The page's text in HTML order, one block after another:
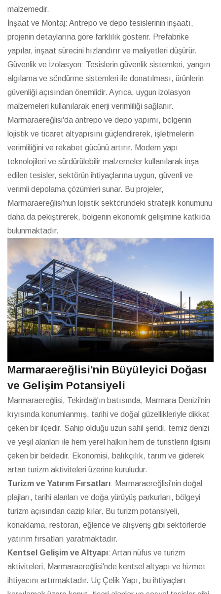
malzemedir.
İnşaat ve Montaj: Antrepo ve depo tesislerinin inşaatı,
projenin detaylarına göre farklılık gösterir. Prefabrike
yapılar, inşaat sürecini hızlandırır ve maliyetleri düşürür.
Güvenlik ve İzolasyon: Tesislerin güvenlik sistemleri, yangın
algılama ve söndürme sistemleri ile donatılması, ürünlerin
güvenliği açısından önemlidir. Ayrıca, uygun izolasyon
malzemeleri kullanılarak enerji verimliliği sağlanır.
Marmaraereğlisi'da antrepo ve depo yapımı, bölgenin
lojistik ve ticaret altyapısını güçlendirerek, işletmelerin
verimliliğini ve rekabet gücünü artırır. Modern yapı
teknolojileri ve sürdürülebilir malzemeler kullanılarak inşa
edilen tesisler, sektörün ihtiyaçlarına uygun, güvenli ve
verimli depolama çözümleri sunar. Bu projeler,
Marmaraereğlisi'nun lojistik sektöründeki stratejik konumunu
daha da pekiştirerek, bölgenin ekonomik gelişimine katkıda
bulunmaktadır.
Marmaraereğlisi'nin Büyüleyici Doğası
ve Gelişim Potansiyeli
Marmaraereğlisi, Tekirdağ'ın batısında, Marmara Denizi'nin
kıyısında konumlanmış, tarihi ve doğal güzellikleriyle dikkat
çeken bir ilçedir. Sahip olduğu uzun sahil şeridi, temiz denizi
ve yeşil alanları ile hem yerel halkın hem de turistlerin ilgisini
çeken bir beldedir. Ekonomisi, balıkçılık, tarım ve giderek
artan turizm aktiviteleri üzerine kuruludur.
Turizm ve Yatırım Fırsatları: Marmaraereğlisi'nin doğal
plajları, tarihi alanları ve doğa yürüyüş parkurları, bölgeyi
turizm açısından cazip kılar. Bu turizm potansiyeli,
konaklama, restoran, eğlence ve alışveriş gibi sektörlerde
yatırım fırsatları yaratmaktadır.
Kentsel Gelişim ve Altyapı: Artan nüfus ve turizm
aktiviteleri, Marmaraereğlisi'nde kentsel altyapı ve hizmet
ihtiyacını artırmaktadır. Uç Çelik Yapı, bu ihtiyaçları